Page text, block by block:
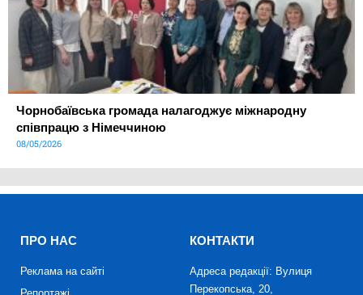
Чорнобаївська громада налагоджує міжнародну
співпрацю з Німеччиною
08/05/2026
ПРО НАС
Реклама на сайті
КОНТАКТИ
Адреса редакції: Вулиця
Перекопська, 20,